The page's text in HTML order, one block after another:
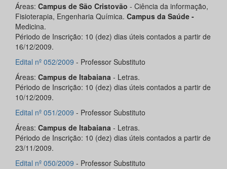
Áreas: Campus de São Cristovão - Ciência da informação,
Fisioterapia, Engenharia Química. Campus da Saúde -
Medicina.
Périodo de Inscrição: 10 (dez) dias úteis contados a partir de
16/12/2009.
Edital nº 052/2009 - Professor Substituto
Áreas: Campus de Itabaiana - Letras.
Périodo de Inscrição: 10 (dez) dias úteis contados a partir de
10/12/2009.
Edital nº 051/2009 - Professor Substituto
Áreas: Campus de Itabaiana - Letras.
Périodo de Inscrição: 10 (dez) dias úteis contados a partir de
23/11/2009.
Edital nº 050/2009 - Professor Substituto